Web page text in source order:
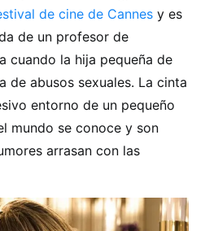
de cine de Cannes y es
de un profesor de
cuando la hija pequeña de
de abusos sexuales. La cinta
entorno de un pequeño
mundo se conoce y son
arrasan con las